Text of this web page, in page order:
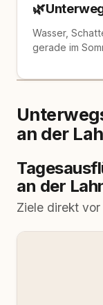
🌿
Wasser,
gerade im
an der
an der
Ziele direkt